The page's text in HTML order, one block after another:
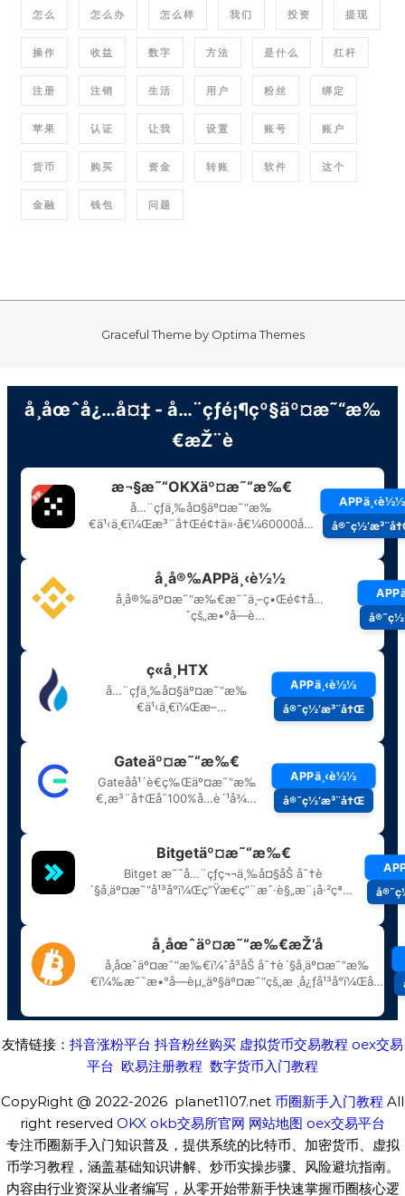
怎么 怎么办 怎么样 我们 投资 提现
操作 收益 数字 方法 是什么 杠杆
注册 注销 生活 用户 粉丝 绑定
苹果 认证 让我 设置 账号 账户
货币 购买 资金 转账 软件 这个
金融 钱包 问题
Graceful Theme by Optima Themes
友情链接： 抖音涨粉平台 抖音粉丝购买 虚拟货币交易教程 oex交易
平台 欧易注册教程 数字货币入门教程
CopyRight @ 2022-2026 planet1107.net 币圈新手入门教程 All
right reserved OKX okb交易所官网 网站地图 oex交易平台
专注币圈新手入门知识普及，提供系统的比特币、加密货币、虚拟
币学习教程，涵盖基础知识讲解、炒币实操步骤、风险避坑指南。
内容由行业资深从业者编写，从零开始带新手快速掌握币圈核心逻